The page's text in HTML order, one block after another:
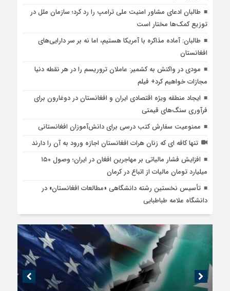
طالبان ادعای مشاور امنیت ملی ترامپ را رد کرد؛ سازمان ملل در
توزیع کمک‌ها مختار است
طالبان: آماده مذاکره با آمریکا هستیم، اما نه بر سر دارایی‌های
افغانستان
مودی در واکنش به کشمیر: عاملان تروریسم را در هر نقطه دنیا
مجازات خواهیم کرد+ فیلم
ایجاد منطقه ویژه اقتصادی ایران و افغانستان در دوغارون برای
فرآوری سنگ‌های قیمتی
ممنوعیت سفارش کتب درسی برای دانش‌آموزان افغانستانی
تنها کافه ای که زنان هرات افغانستان اجازه ورود به آن را دارند
افزایش فشار مالیاتی بر مهاجرین افغان در ایران؛ وصول ۱۵۰
میلیارد تومان مالیات از اتباع در کرمان
تأسیس نخستین رشته دانشگاهی «مطالعات افغانستان» در
دانشگاه علامه طباطبایی